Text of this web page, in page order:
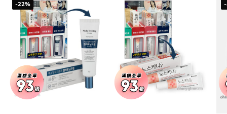
-22%